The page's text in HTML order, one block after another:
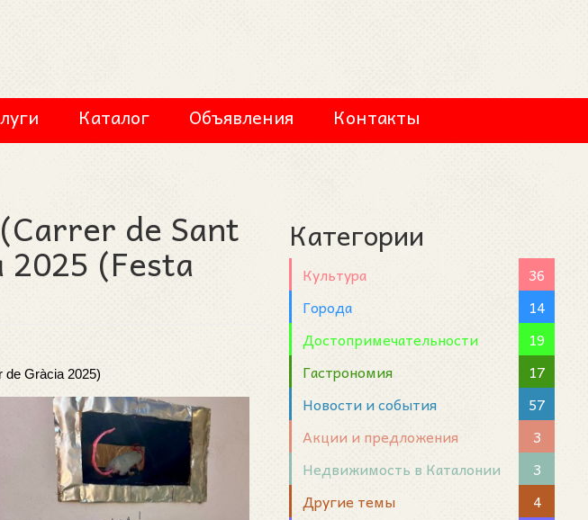
Каталог Объявления Контакты
de Sant
(Festa
Gràcia 2025)
Категории
Культура
36
Города
14
Достопримечательности
19
Гастрономия
17
Новости и события
57
Акции и предложения
3
Недвижимость в Каталонии
3
Другие темы
4